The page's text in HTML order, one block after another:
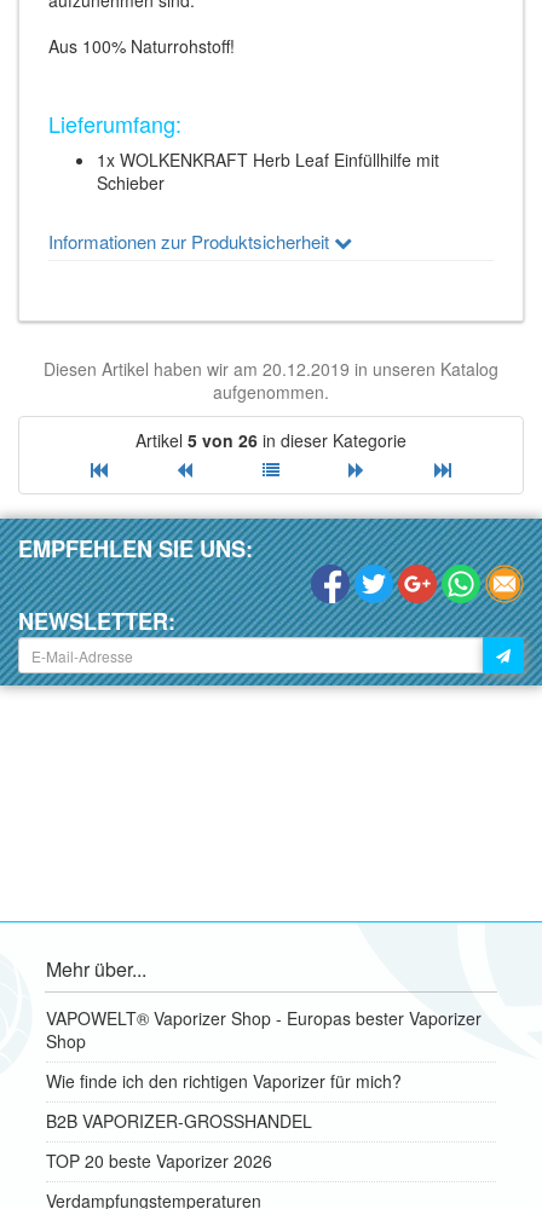
Aus 100% Naturrohstoff!
Lieferumfang:
1x WOLKENKRAFT Herb Leaf Einfüllhilfe mit
Schieber
Informationen zur Produktsicherheit
Diesen Artikel haben wir am 20.12.2019 in unseren Katalog
aufgenommen.
Artikel 5 von 26 in dieser Kategorie
EMPFEHLEN SIE UNS:
NEWSLETTER:
Mehr über...
VAPOWELT® Vaporizer Shop - Europas bester Vaporizer
Shop
Wie finde ich den richtigen Vaporizer für mich?
B2B VAPORIZER-GROSSHANDEL
TOP 20 beste Vaporizer 2026
Verdampfungstemperaturen